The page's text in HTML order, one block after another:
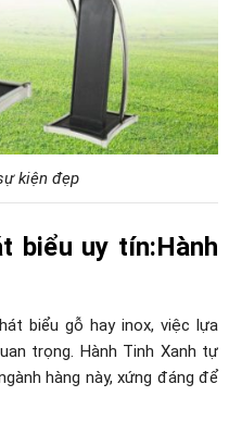
kiện đẹp
biểu uy tín:Hành
biểu gỗ hay inox, việc lựa
trọng. Hành Tinh Xanh tự
hàng này, xứng đáng để